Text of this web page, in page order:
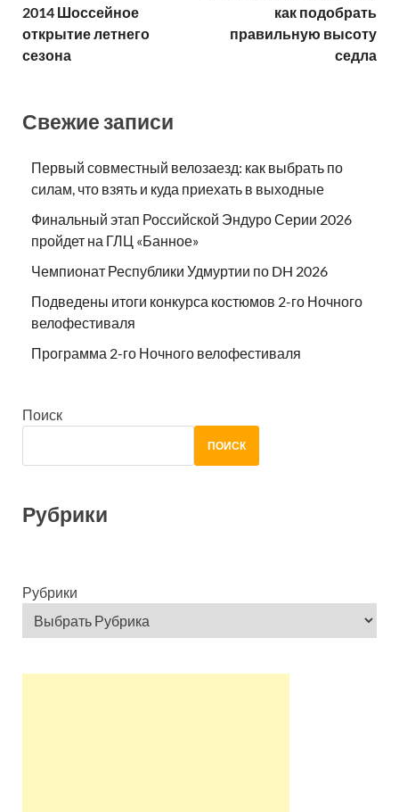
2014 Шоссейное
открытие летнего
сезона
как подобрать
правильную высоту
седла
Свежие записи
Первый совместный велозаезд: как выбрать по
силам, что взять и куда приехать в выходные
Финальный этап Российской Эндуро Серии 2026
пройдет на ГЛЦ «Банное»
Чемпионат Республики Удмуртии по DH 2026
Подведены итоги конкурса костюмов 2-го Ночного
велофестиваля
Программа 2-го Ночного велофестиваля
Поиск
ПОИСК
Рубрики
Рубрики